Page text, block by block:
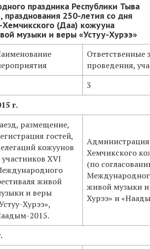
праздника Республики Тыва
250-летия со дня
Хемчикского (Даа) кожууна
музыки и веры «Устуу-Хурээ»
Ответственные
проведения,
3
г.
размещение,
гостей,
кожуунов
участников XVI
живой
и веры
Хурээ»,
2015.
Хемчикского
(по
живой музыки и
Хурээ» и